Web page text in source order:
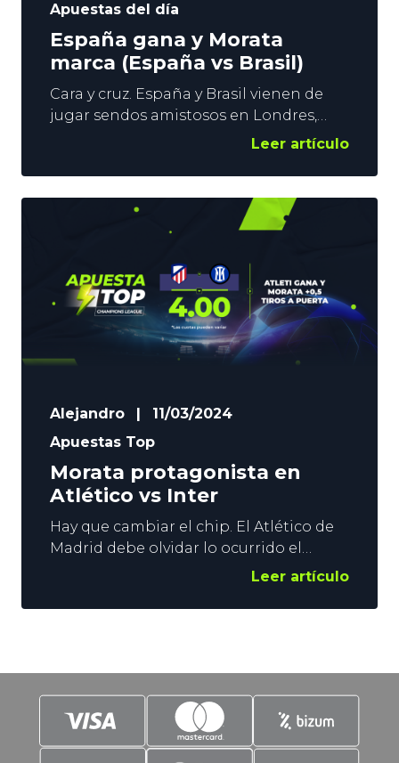
Apuestas del día
España gana y Morata
marca (España vs Brasil)
Cara y cruz. España y Brasil vienen de
jugar sendos amistosos en Londres,
pero con distinto resultado. La Roja
Inglaterra en Wembley. Antes de
centrarse en La Liga y en la Champions
League, los de Luis de la Fuente se
Bernabéu. Prevemos
Leer artículo
Alejandro |
11/03/2024
Apuestas Top
Morata protagonista en
Atlético vs Inter
Hay que cambiar el chip. El Atlético de
Madrid debe olvidar lo ocurrido el
sábado en La Liga y centrarse en la
Pablo Simeone reciben al Inter con la
colchoneros, y nuestra Apuesta Top lo
demuestra. Si
Leer artículo